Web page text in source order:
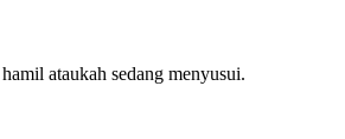
ataukah sedang menyusui.